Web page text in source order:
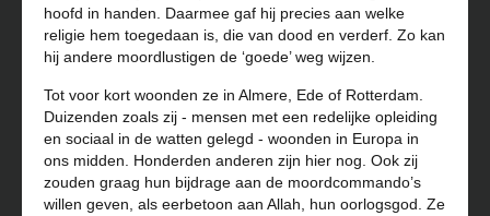
hoofd in handen. Daarmee gaf hij precies aan welke
religie hem toegedaan is, die van dood en verderf. Zo kan
hij andere moordlustigen de ‘goede’ weg wijzen.
Tot voor kort woonden ze in Almere, Ede of Rotterdam.
Duizenden zoals zij - mensen met een redelijke opleiding
en sociaal in de watten gelegd - woonden in Europa in
ons midden. Honderden anderen zijn hier nog. Ook zij
zouden graag hun bijdrage aan de moordcommando’s
willen geven, als eerbetoon aan Allah, hun oorlogsgod. Ze